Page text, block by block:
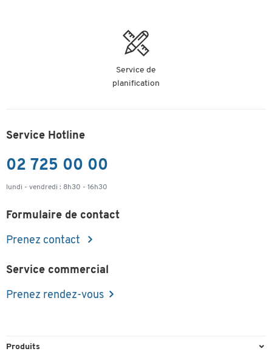
Service de
planification
Service Hotline
02 725 00 00
lundi - vendredi : 8h30 - 16h30
Formulaire de contact
Prenez contact
Service commercial
Prenez rendez-vous
Produits